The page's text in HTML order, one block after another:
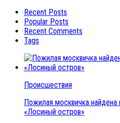
Recent Posts
Popular Posts
Recent Comments
Tags
Происшествия
Пожилая москвичка
«Лосиный остров»